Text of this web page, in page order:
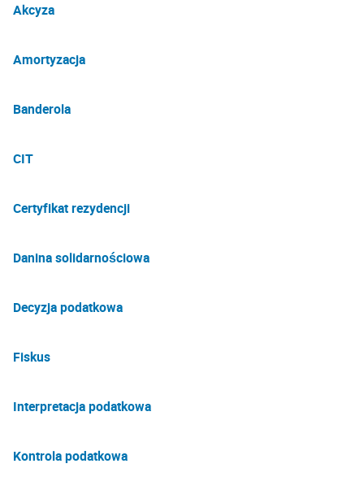
Akcyza
Amortyzacja
Banderola
CIT
Certyfikat rezydencji
Danina solidarnościowa
Decyzja podatkowa
Fiskus
Interpretacja podatkowa
Kontrola podatkowa